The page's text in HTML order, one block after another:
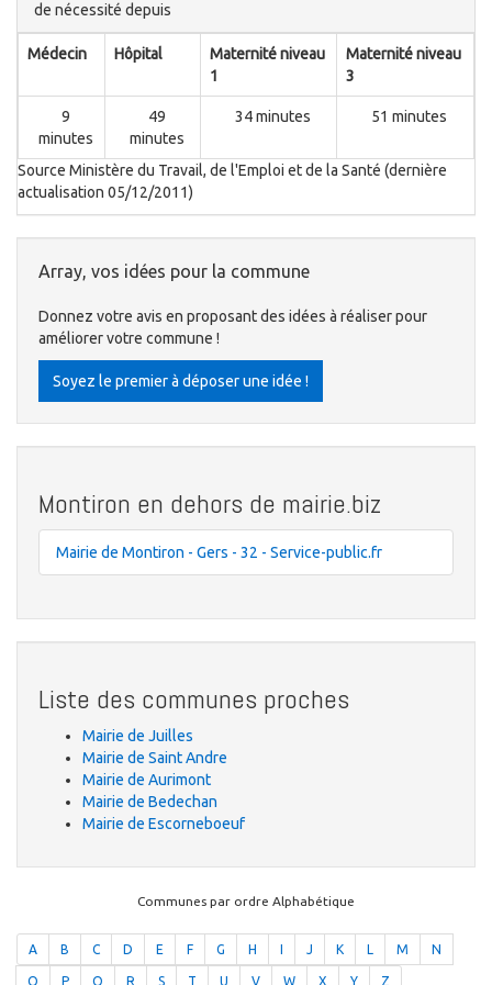
de nécessité depuis
Médecin Hôpital
Maternité niveau
1
Maternité niveau
3
9
minutes
49
minutes
34 minutes 51 minutes
Source Ministère du Travail, de l'Emploi et de la Santé (dernière
actualisation 05/12/2011)
Array, vos idées pour la commune
Donnez votre avis en proposant des idées à réaliser pour
améliorer votre commune !
Soyez le premier à déposer une idée !
Montiron en dehors de mairie.biz
Mairie de Montiron - Gers - 32 - Service-public.fr
Liste des communes proches
Mairie de Juilles
Mairie de Saint Andre
Mairie de Aurimont
Mairie de Bedechan
Mairie de Escorneboeuf
Communes par ordre Alphabétique
A B C D E F G H J K L M N
O P Q R S T U V W X Y Z